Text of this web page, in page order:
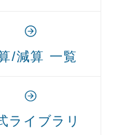
/減算 一覧
ライブラリ